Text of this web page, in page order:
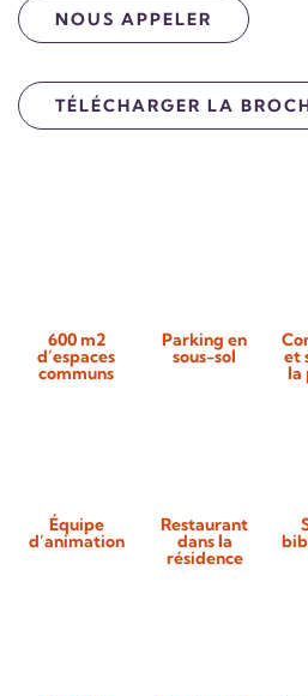
NOUS APPELER
TÉLÉCHARGER LA
600 m2
d’espaces
communs
Parking en
sous-sol et
la
Équipe
d’animation
Restaurant
dans la
résidence